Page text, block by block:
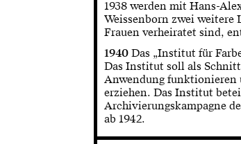
1938 werden mit Hans-
Weissenborn zwei
Frauen verheiratet sind,
1940Das „Institut für
Das Institut soll als
Anwendung funktionieren
erziehen. Das Institut
Archivierungskampagne
ab 1942.